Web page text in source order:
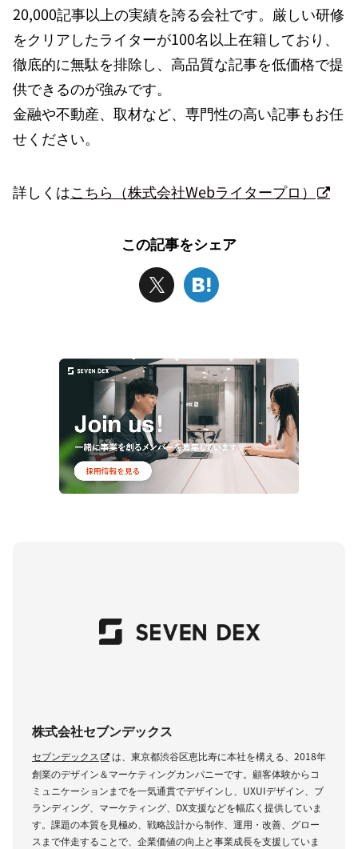
20,000記事以上の実績を誇る会社です。厳しい研修
をクリアしたライターが100名以上在籍しており、
徹底的に無駄を排除し、高品質な記事を低価格で提
供できるのが強みです。
金融や不動産、取材など、専門性の高い記事もお任
せください。
詳しくはこちら（株式会社Webライタープロ）
この記事をシェア
株式会社セブンデックス
セブンデックス
は、東京都渋谷区恵比寿に本社を構える、2018年
創業のデザイン＆マーケティングカンパニーです。顧客体験からコ
ミュニケーションまでを一気通貫でデザインし、UXUIデザイン、ブ
ランディング、マーケティング、DX支援などを幅広く提供していま
す。課題の本質を見極め、戦略設計から制作、運用・改善、グロー
スまで伴走することで、企業価値の向上と事業成長を支援していま